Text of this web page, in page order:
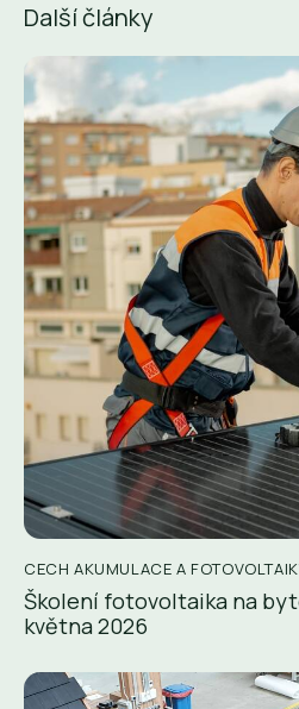
Další články
CECH AKUMULACE A
Školení fotovoltaika na
května 2026